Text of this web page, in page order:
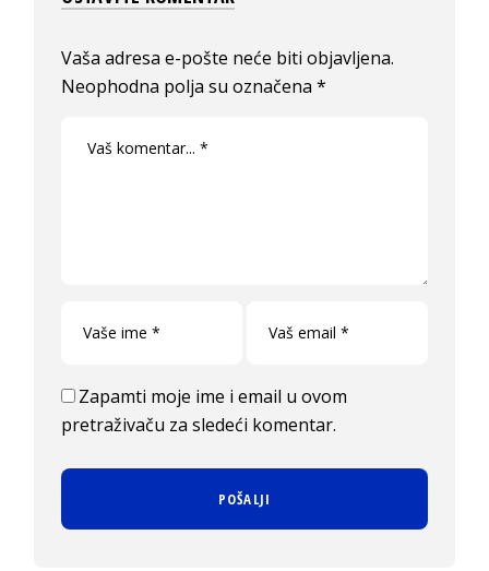
Vaša adresa e-pošte neće biti objavljena.
Neophodna polja su označena*
Zapamti moje ime i email u ovom
pretraživaču za sledeći komentar.